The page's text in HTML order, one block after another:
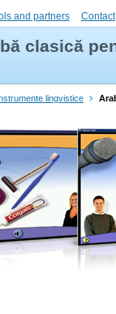
and partners Contact
clasică
lingvistice